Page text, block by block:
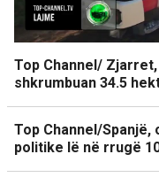
Top Channel/
shkrumbuan 34.5
Top Channel/
politike lë në rrugë